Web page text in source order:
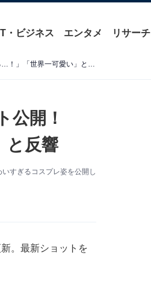
IT・ビジネス エンタメ リサーチ
矢口真里、39歳とは思えないコスプレショット公開！ 「かわいさ更新してる…！」「世界一可愛い」と反響
公開！
と反響
すぎるコスプレ姿を公開し
。最新ショットを